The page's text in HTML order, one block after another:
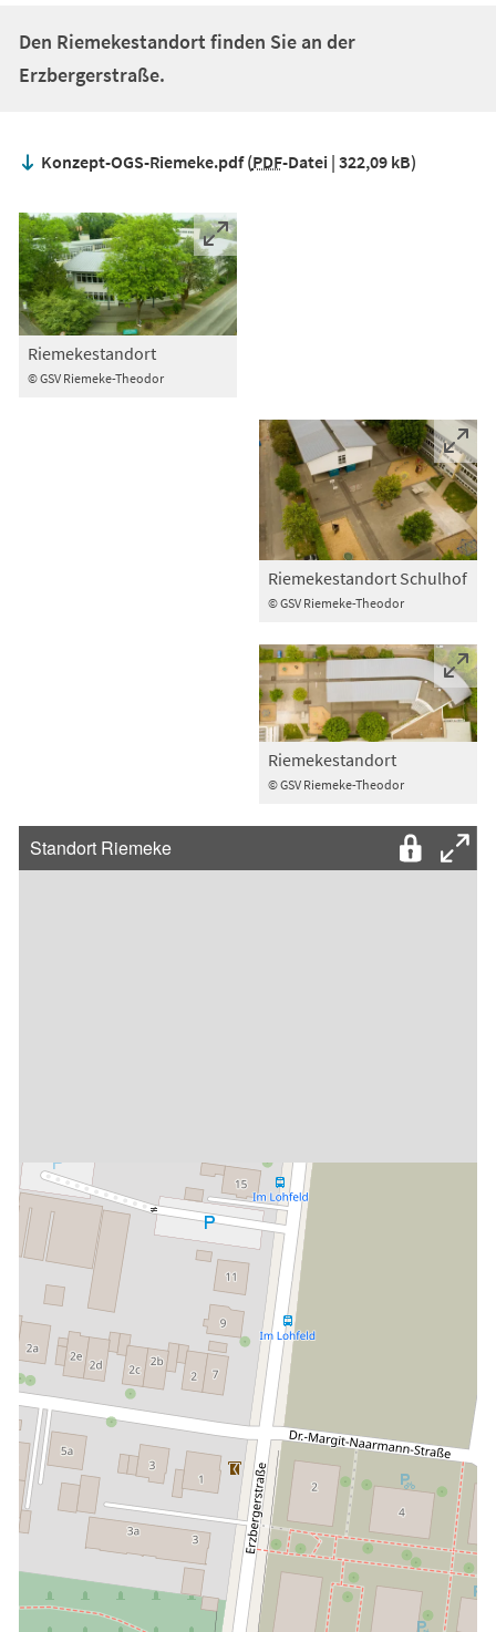
Den Riemekestandort finden Sie an der
Erzbergerstraße.
Konzept-OGS-Riemeke.pdf PDF-Datei 322,09 kB
© GSV Riemeke-Theodor
Riemekestandort
© GSV Riemeke-Theodor
Riemekestandort Schulhof
© GSV Riemeke-Theodor
Riemekestandort
Standort Riemeke